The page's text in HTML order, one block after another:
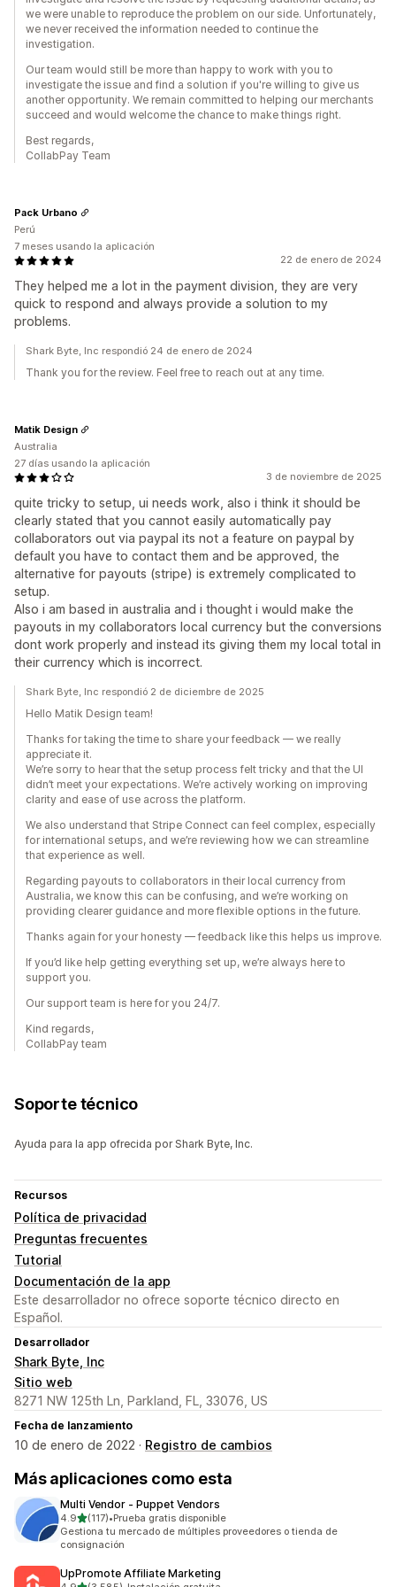
we were unable to reproduce the problem on our side. Unfortunately,
we never received the information needed to continue the
investigation.
Our team would still be more than happy to work with you to
investigate the issue and find a solution if you're willing to give us
another opportunity. We remain committed to helping our merchants
succeed and would welcome the chance to make things right.
Best regards,
CollabPay Team
22 de enero de 2024
They helped me a lot in the payment division, they are very
quick to respond and always provide a solution to my
problems.
Pack Urbano
Perú
7 meses usando la aplicación
Shark Byte, Inc respondió 24 de enero de 2024
Thank you for the review. Feel free to reach out at any time.
3 de noviembre de 2025
quite tricky to setup, ui needs work, also i think it should be
clearly stated that you cannot easily automatically pay
collaborators out via paypal its not a feature on paypal by
default you have to contact them and be approved, the
alternative for payouts (stripe) is extremely complicated to
setup.
Also i am based in australia and i thought i would make the
payouts in my collaborators local currency but the conversions
dont work properly and instead its giving them my local total in
their currency which is incorrect.
Matik Design
Australia
27 días usando la aplicación
Shark Byte, Inc respondió 2 de diciembre de 2025
Hello Matik Design team!
Thanks for taking the time to share your feedback — we really
appreciate it.
We’re sorry to hear that the setup process felt tricky and that the UI
didn’t meet your expectations. We’re actively working on improving
clarity and ease of use across the platform.
We also understand that Stripe Connect can feel complex, especially
for international setups, and we’re reviewing how we can streamline
that experience as well.
Regarding payouts to collaborators in their local currency from
Australia, we know this can be confusing, and we’re working on
providing clearer guidance and more flexible options in the future.
Thanks again for your honesty — feedback like this helps us improve.
If you’d like help getting everything set up, we’re always here to
support you.
Our support team is here for you 24/7.
Kind regards,
CollabPay team
Soporte técnico
Ayuda para la app ofrecida por Shark Byte, Inc.
Recursos
Política de privacidad
Preguntas frecuentes
Tutorial
Documentación de la app
Este desarrollador no ofrece soporte técnico directo en
Español.
Desarrollador
Shark Byte, Inc
Sitio web
8271 NW 125th Ln, Parkland, FL, 33076, US
Fecha de lanzamiento
10 de enero de 2022 · Registro de cambios
Más aplicaciones como esta
Multi Vendor ‑ Puppet Vendors
4.9de 5 estrellas
(117)
117 reseñas en total
•Prueba gratis disponible
Gestiona tu mercado de múltiples proveedores o tienda de
consignación
UpPromote Affiliate Marketing